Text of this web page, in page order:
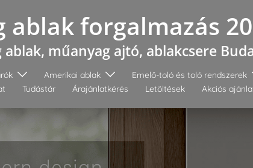
ablak forgalmazás
ablak, műanyag ajtó, ablakcsere
Amerikai ablak Emelő-toló és toló rendszerek
Tudástár Árajánlatkérés Letöltések Akciós